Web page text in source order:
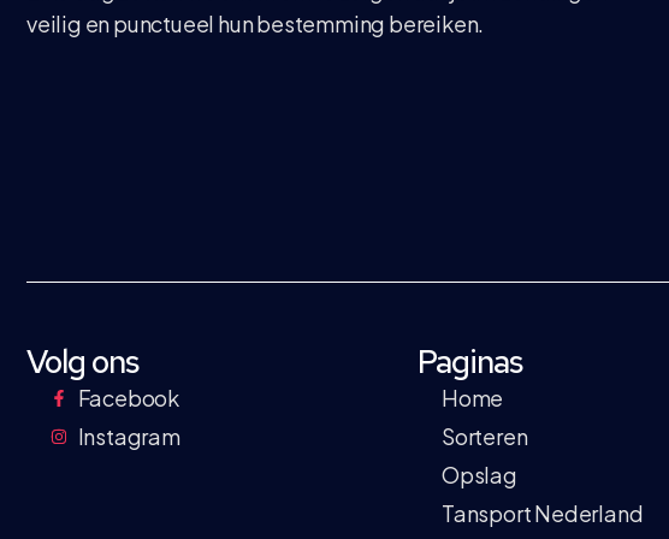
veilig en punctueel hun bestemming bereiken.
Volg ons
Facebook
Instagram
Paginas
Home
Sorteren
Opslag
Tansport Nederland